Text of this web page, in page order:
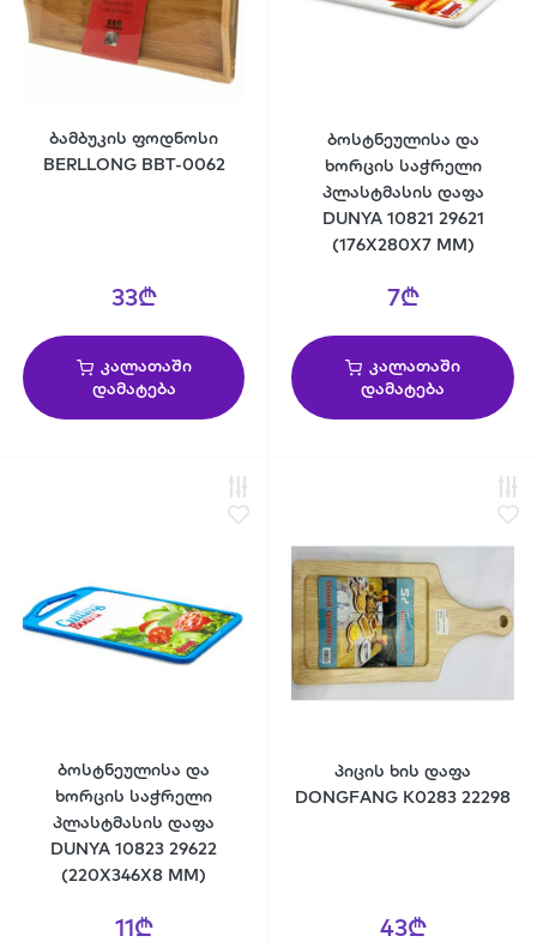
ბამბუკის ფოდნოსი
BERLLONG BBT-0062
33₾
კალათაში
დამატება
ბოსტნეულისა და
ხორცის საჭრელი
პლასტმასის დაფა
DUNYA 10821 29621
(176X280X7 MM)
7₾
კალათაში
დამატება
ბოსტნეულისა და
ხორცის საჭრელი
პლასტმასის დაფა
DUNYA 10823 29622
(220X346X8 MM)
11₾
პიცის ხის დაფა
DONGFANG K0283 22298
43₾